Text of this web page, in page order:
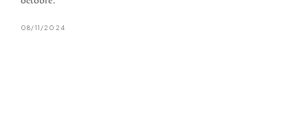
08/11/2024